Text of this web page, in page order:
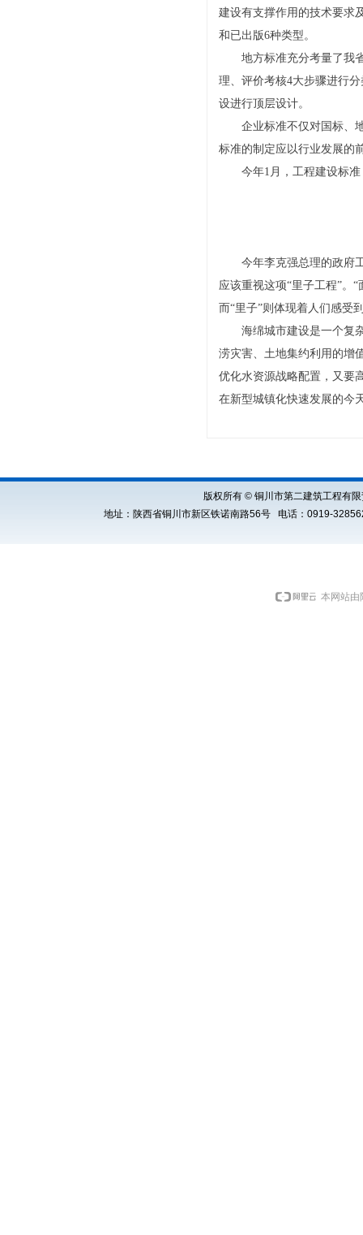
建设有支撑作用的技术要求
和已出版6种类型。
地方标准充分考量了我省
理、评价考核4大步骤进行
设进行顶层设计。
企业标准不仅对国标、地
标准的制定应以行业发展的
今年1月，工程建设标准
今年李克强总理的政府工
应该重视这项“里子工程”。
而“里子”则体现着人们感受
海绵城市建设是一个复杂
涝灾害、土地集约利用的增
优化水资源战略配置，又要
在新型城镇化快速发展的今
版权所有 © 铜川市第二建筑工程有
地址：陕西省铜川市新区铁诺南路56号 电话：0919-
本网站由